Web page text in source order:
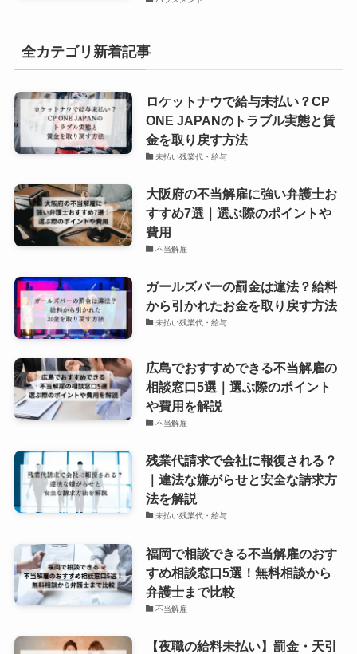
全カテゴリ新着記事
ロケットナウで給与未払い？CP
ONE JAPANのトラブル実態と賃
金を取り戻す方法
未払い残業代・給与
大阪府の不当解雇に強い弁護士お
すすめ7選｜選ぶ際のポイントや
費用
不当解雇
ガールズバーの罰金は違法？給料
から引かれたお金を取り戻す方法
未払い残業代・給与
広島でおすすめできる不当解雇の
相談窓口5選｜選ぶ際のポイント
や費用を解説
不当解雇
残業代請求で会社に報復される？
｜違法な嫌がらせと安全な請求方
法を解説
未払い残業代・給与
福岡で相談できる不当解雇のおす
すめ相談窓口5選！無料相談から
弁護士まで比較
不当解雇
【夜職の給料未払い】罰金・天引